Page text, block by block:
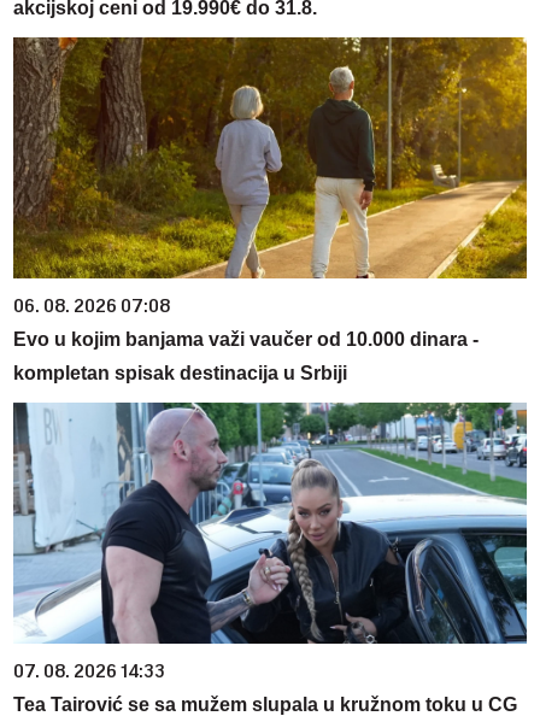
akcijskoj ceni od 19.990€ do 31.8.
06. 08. 2026 07:08
Evo u kojim banjama važi vaučer od 10.000 dinara -
kompletan spisak destinacija u Srbiji
07. 08. 2026 14:33
Tea Tairović se sa mužem slupala u kružnom toku u CG